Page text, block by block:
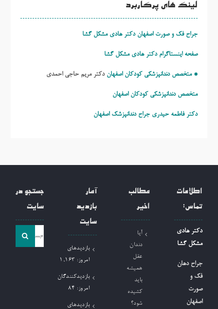
لینک های پرکاربرد
جراح فک و صورت اصفهان دکتر هادی مشکل گشا
صفحه اینستاگرام دکتر هادی مشکل گشا
* متخصص دندانپزشکی کودکان اصفهان دکتر مریم حاجی احمدی
متخصص دندانپزشکی کودکان اصفهان
دکتر فاطمه حیدری جراح دندانپزشک اصفهان
اطلاعات
تماس:
دکتر هادی
مشکل گشا
جراح دهان
فک و
صورت
اصفهان
مطالب
اخیر
آیا
دندان
عقل
همیشه
باید
کشیده
شود؟
آمار
بازدید
سایت
بازدیدهای
امروز: 1,163
بازدیدکنندگان
امروز: 84
بازدیدهای
جستجو در
سایت